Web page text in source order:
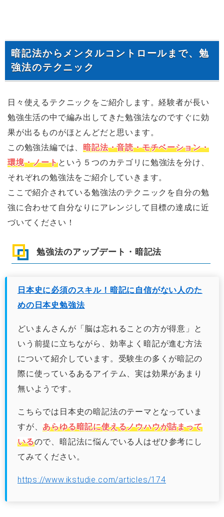
暗記法からメンタルコントロールまで、勉
強法のテクニック
日々使えるテクニックをご紹介します。経験者が長い
勉強生活の中で編み出してきた勉強法なのですぐに効
果が出るものがほとんどだと思います。
この勉強法編では、 暗記法・音読・モチベーション・
環境・ノートという５つのカテゴリに勉強法を分け、
それぞれの勉強法をご紹介していきます。
ここで紹介されている勉強法のテクニックを自分の勉
強に合わせて自分なりにアレンジして目標の達成に近
づいてください！
勉強法のアップデート・暗記法
日本史に必須のスキル！暗記に自信がない人のた
めの日本史勉強法
どいまんさんが「脳は忘れることの方が得意」と
いう前提に立ちながら、効率よく暗記が進む方法
について紹介しています。受験生の多くが暗記の
際に使っているあるアイテム、実は効果があまり
無いようです。
こちらでは日本史の暗記法のテーマとなっていま
すが、あらゆる暗記に使えるノウハウが詰まって
いるので、暗記法に悩んでいる人はぜひ参考にし
てみてください。
https://www.ikstudie.com/articles/174